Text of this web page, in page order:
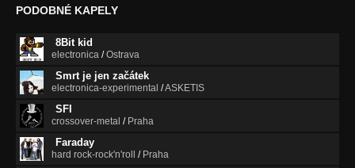
PODOBNÉ KAPELY
8Bit kid
electronica /Ostrava
Smrt je jen začátek
electronica-experimental /ASKETIS
SFI
crossover-metal / Praha
Faraday
hard rock-rock'n'roll / Praha